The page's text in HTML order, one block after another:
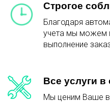
Строгое
Благодаря
учета мы можем
выполнение
Все услуги
Мы ценим Ваше